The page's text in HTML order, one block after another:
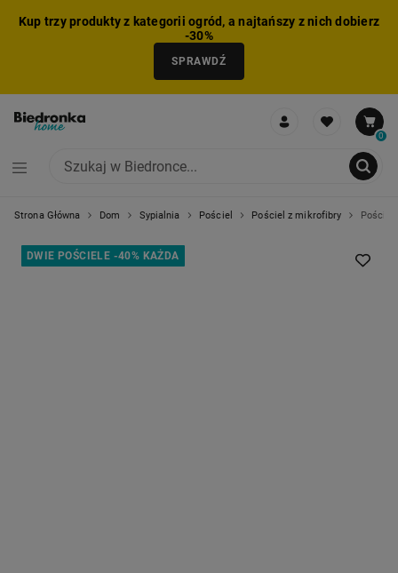
Kup trzy produkty z kategorii ogród, a najtańszy z nich dobierz
-30%
SPRAWDŹ
0
Strona Główna Dom Sypialnia Pościel Pościel z mikrofibry Pościel
DWIE POŚCIELE -40% KAŻDA